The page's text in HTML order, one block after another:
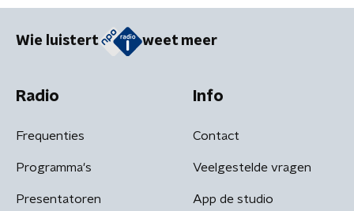
Wie luistert weet meer
Radio
Frequenties
Programma's
Presentatoren
Info
Contact
Veelgestelde vragen
App de studio